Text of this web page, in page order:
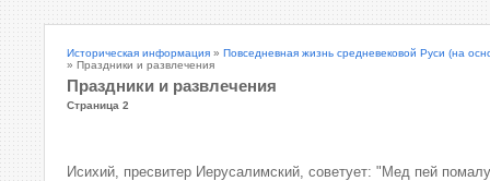
Историческая информация » Повседневная жизнь средневековой Руси (на
» Праздники и развлечения
Праздники и развлечения
Страница 2
Исихий, пресвитер Иерусалимский, советует: "Мед пей